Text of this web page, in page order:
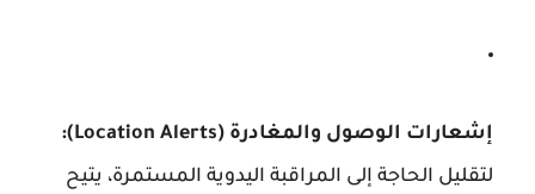
إشعارات الوصول والمغادرة (Location Alerts):
لتقليل الحاجة إلى المراقبة اليدوية المستمرة، يتيح